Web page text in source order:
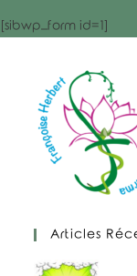
[sibwp_form id=1]
Articles